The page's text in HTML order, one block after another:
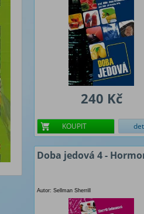
240 Kč
KOUPIT
Doba jedová 4 -
Autor: Sellman Sherrill